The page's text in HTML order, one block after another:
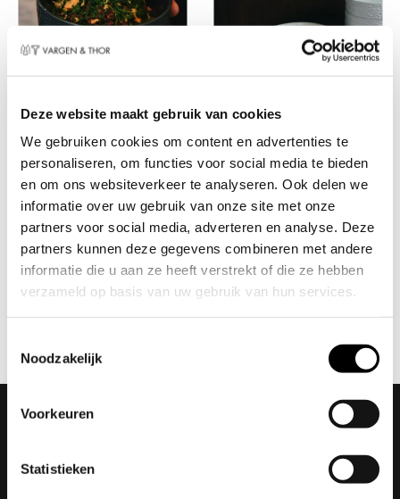
Deze website maakt gebruik van cookies
We gebruiken cookies om content en advertenties te
personaliseren, om functies voor social media te bieden
en om ons websiteverkeer te analyseren. Ook delen we
informatie over uw gebruik van onze site met onze
partners voor social media, adverteren en analyse. Deze
partners kunnen deze gegevens combineren met andere
informatie die u aan ze heeft verstrekt of die ze hebben
verzameld op basis van uw gebruik van hun services.
Noodzakelijk
Voorkeuren
Statistieken
SERVICEN C – set van 4
Kommen (Antraciet)
€
SERVICEN C – set van 4
Vragen over onze kommen?
Heb je vragen over onze kommen? Neem
contact op met Vargen & Thor.
info@vargenthor.nl